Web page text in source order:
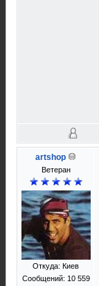
artshop
Ветеран
Откуда: Киев
Сообщений: 10 559